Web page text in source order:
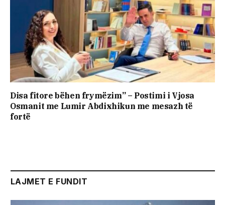
Disa fitore bëhen frymëzim” – Postimi i Vjosa
Osmanit me Lumir Abdixhikun me mesazh të
fortë
LAJMET E FUNDIT